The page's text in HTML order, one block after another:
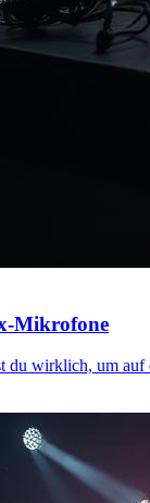
Mikrofone
du wirklich, um auf